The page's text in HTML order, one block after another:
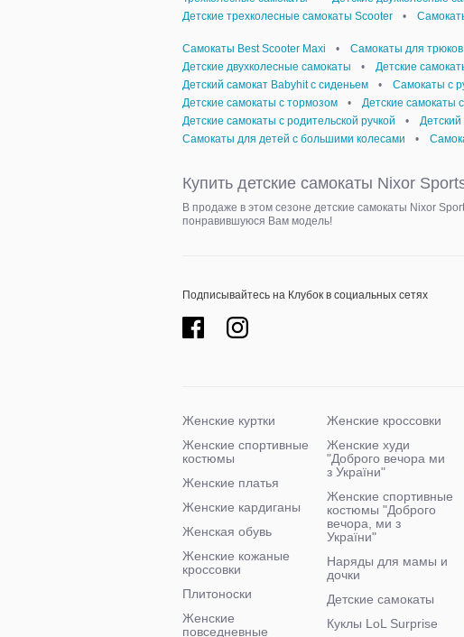
Детские трехколесные самокаты Scooter
•
Самокаты Best Scooter Maxi • Самокаты для трюков
Детские двухколесные самокаты
• Детские
Детский самокат Babyhit с сиденьем
• Самокаты с
Детские самокаты с тормозом
• Детские самокаты
Детские самокаты с родительской ручкой
• Детский
Самокаты для детей с большими колесами
•
Купить детские самокаты Nixor
В продаже в этом сезоне детские самокаты Nixor
понравившуюся Вам модель!
Подписывайтесь на Клубок в социальных сетях
Женские куртки
Женские спортивные
костюмы
Женские платья
Женские кардиганы
Женская обувь
Женские кожаные
кроссовки
Плитоноски
Женские
повседневные
Женские кроссовки
Женские худи
"Доброго вечора ми
з України"
Женские спортивные
костюмы "Доброго
вечора, ми з
України"
Наряды для мамы и
дочки
Детские самокаты
Куклы LoL Surprise